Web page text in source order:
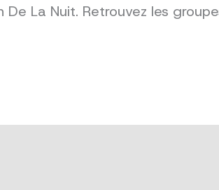
La Nuit. Retrouvez les